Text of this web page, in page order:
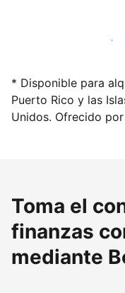
Alquila tu
* Disponible para
Puerto Rico y las
Unidos. Ofrecido por
Toma el
finanzas
mediante